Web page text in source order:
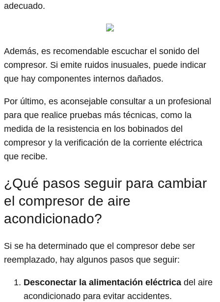
adecuado.
Además, es recomendable escuchar el sonido del
compresor. Si emite ruidos inusuales, puede indicar
que hay componentes internos dañados.
Por último, es aconsejable consultar a un profesional
para que realice pruebas más técnicas, como la
medida de la resistencia en los bobinados del
compresor y la verificación de la corriente eléctrica
que recibe.
¿Qué pasos seguir para cambiar
el compresor de aire
acondicionado?
Si se ha determinado que el compresor debe ser
reemplazado, hay algunos pasos que seguir:
Desconectar la alimentación eléctrica del aire
acondicionado para evitar accidentes.